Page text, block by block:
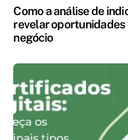
Como a análise de
revelar oportunidades
negócio